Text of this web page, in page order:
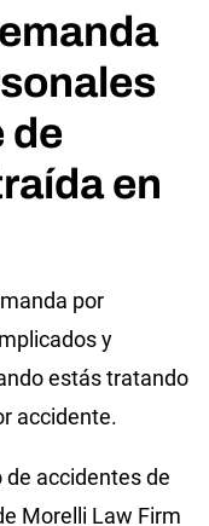
de
en
por
y
estás tratando
accidente.
de accidentes de
Morelli Law Firm